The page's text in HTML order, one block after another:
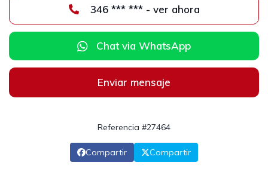
346 *** *** - ver ahora
Chat via WhatsApp
Enviar mensaje
Referencia #27464
Compartir Compartir